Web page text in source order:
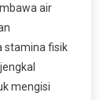
air
stamina fisik
mengisi